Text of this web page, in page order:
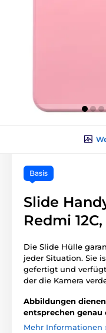
Basis
Slide
Redmi
Die Slide Hülle
jeder Situation. Sie
gefertigt und
der die Kamera
Abbildungen
entsprechen
Mehr Informationen